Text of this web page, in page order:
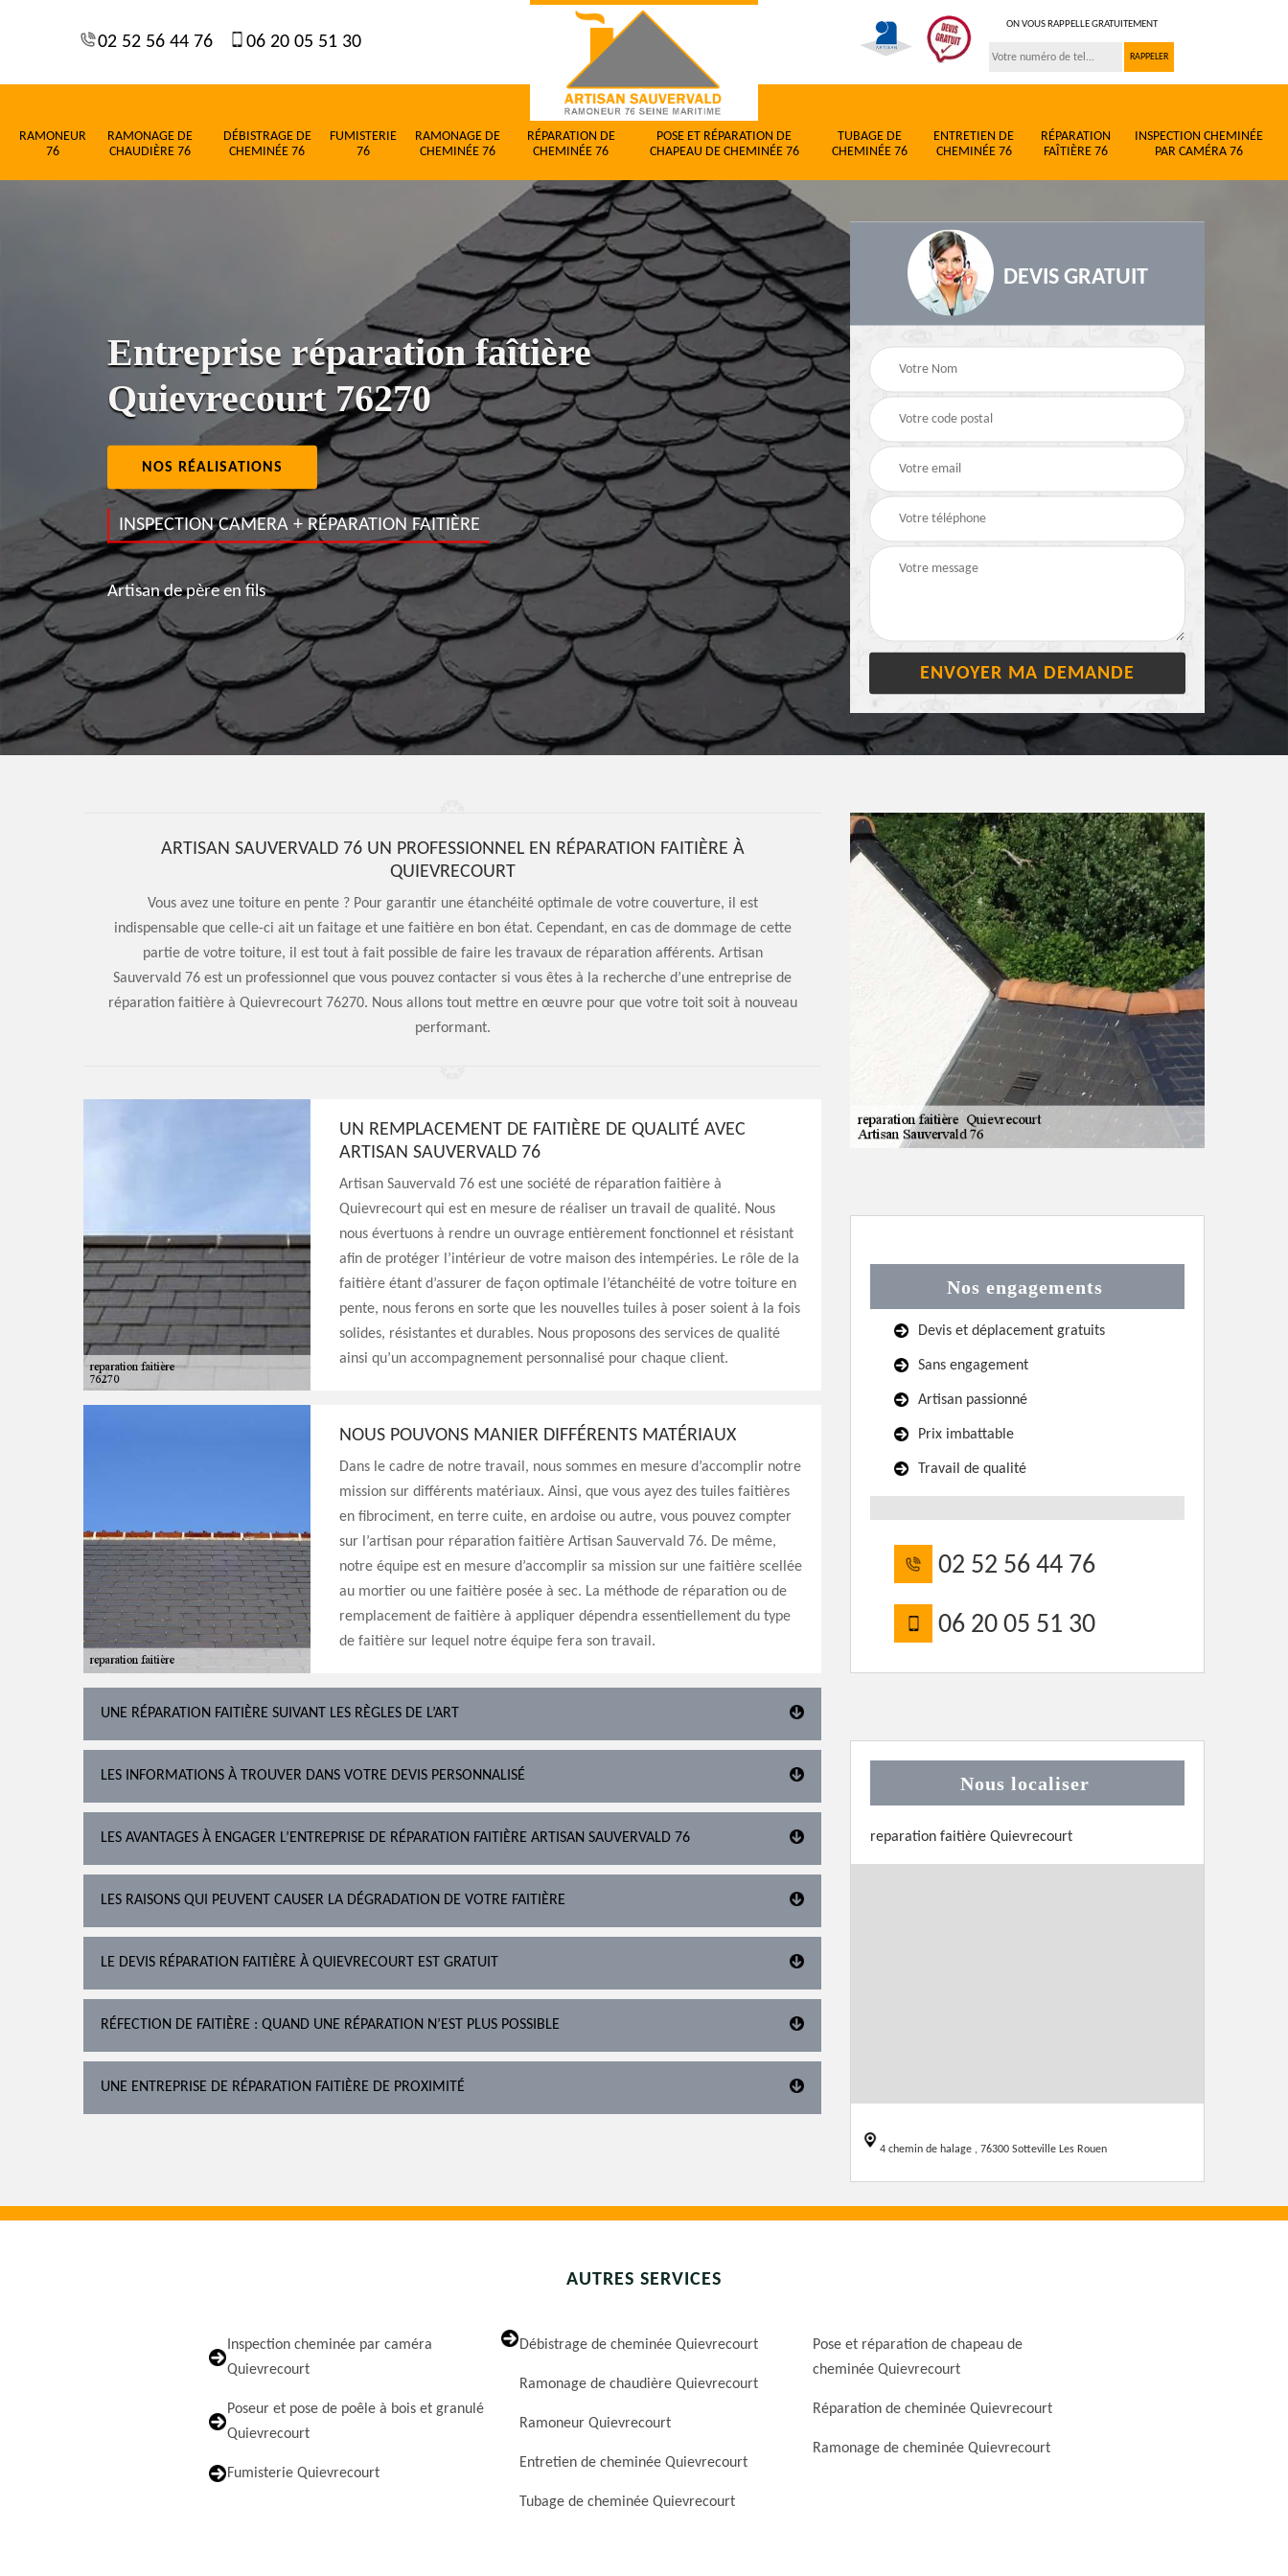
02 52 56 44 76 06 20 05 51 30
ON VOUS RAPPELLE GRATUITEMENT
RAMONEUR
76
RAMONAGE DE
CHAUDIÈRE 76
DÉBISTRAGE DE
CHEMINÉE 76
FUMISTERIE
76
RAMONAGE DE
CHEMINÉE 76
RÉPARATION DE
CHEMINÉE 76
POSE ET RÉPARATION DE
CHAPEAU DE CHEMINÉE 76
TUBAGE DE
CHEMINÉE 76
ENTRETIEN DE
CHEMINÉE 76
RÉPARATION
FAÎTIÈRE 76
INSPECTION CHEMINÉE
PAR CAMÉRA 76
Entreprise réparation faîtière
Quievrecourt 76270
NOS RÉALISATIONS
INSPECTION CAMERA + RÉPARATION FAITIÈRE
Artisan de père en fils
DEVIS GRATUIT
ARTISAN SAUVERVALD 76 UN PROFESSIONNEL EN RÉPARATION FAITIÈRE À
QUIEVRECOURT
Vous avez une toiture en pente ? Pour garantir une étanchéité optimale de votre couverture, il est
indispensable que celle-ci ait un faitage et une faitière en bon état. Cependant, en cas de dommage de cette
partie de votre toiture, il est tout à fait possible de faire les travaux de réparation afférents. Artisan
Sauvervald 76 est un professionnel que vous pouvez contacter si vous êtes à la recherche d’une entreprise de
réparation faitière à Quievrecourt 76270. Nous allons tout mettre en œuvre pour que votre toit soit à nouveau
performant.
UN REMPLACEMENT DE FAITIÈRE DE QUALITÉ AVEC
ARTISAN SAUVERVALD 76
Artisan Sauvervald 76 est une société de réparation faitière à
Quievrecourt qui est en mesure de réaliser un travail de qualité. Nous
nous évertuons à rendre un ouvrage entièrement fonctionnel et résistant
afin de protéger l’intérieur de votre maison des intempéries. Le rôle de la
faitière étant d’assurer de façon optimale l’étanchéité de votre toiture en
pente, nous ferons en sorte que les nouvelles tuiles à poser soient à la fois
solides, résistantes et durables. Nous proposons des services de qualité
ainsi qu’un accompagnement personnalisé pour chaque client.
NOUS POUVONS MANIER DIFFÉRENTS MATÉRIAUX
Dans le cadre de notre travail, nous sommes en mesure d’accomplir notre
mission sur différents matériaux. Ainsi, que vous ayez des tuiles faitières
en fibrociment, en terre cuite, en ardoise ou autre, vous pouvez compter
sur l’artisan pour réparation faitière Artisan Sauvervald 76. De même,
notre équipe est en mesure d’accomplir sa mission sur une faitière scellée
au mortier ou une faitière posée à sec. La méthode de réparation ou de
remplacement de faitière à appliquer dépendra essentiellement du type
de faitière sur lequel notre équipe fera son travail.
UNE RÉPARATION FAITIÈRE SUIVANT LES RÈGLES DE L’ART
LES INFORMATIONS À TROUVER DANS VOTRE DEVIS PERSONNALISÉ
LES AVANTAGES À ENGAGER L’ENTREPRISE DE RÉPARATION FAITIÈRE ARTISAN SAUVERVALD 76
LES RAISONS QUI PEUVENT CAUSER LA DÉGRADATION DE VOTRE FAITIÈRE
LE DEVIS RÉPARATION FAITIÈRE À QUIEVRECOURT EST GRATUIT
RÉFECTION DE FAITIÈRE : QUAND UNE RÉPARATION N’EST PLUS POSSIBLE
UNE ENTREPRISE DE RÉPARATION FAITIÈRE DE PROXIMITÉ
Nos engagements
Devis et déplacement gratuits
Sans engagement
Artisan passionné
Prix imbattable
Travail de qualité
02 52 56 44 76
06 20 05 51 30
Nous localiser
reparation faitière Quievrecourt
4 chemin de halage , 76300 Sotteville Les Rouen
AUTRES SERVICES
Inspection cheminée par caméra
Quievrecourt
Poseur et pose de poêle à bois et granulé
Quievrecourt
Fumisterie Quievrecourt
Débistrage de cheminée Quievrecourt
Ramonage de chaudière Quievrecourt
Ramoneur Quievrecourt
Entretien de cheminée Quievrecourt
Tubage de cheminée Quievrecourt
Pose et réparation de chapeau de
cheminée Quievrecourt
Réparation de cheminée Quievrecourt
Ramonage de cheminée Quievrecourt